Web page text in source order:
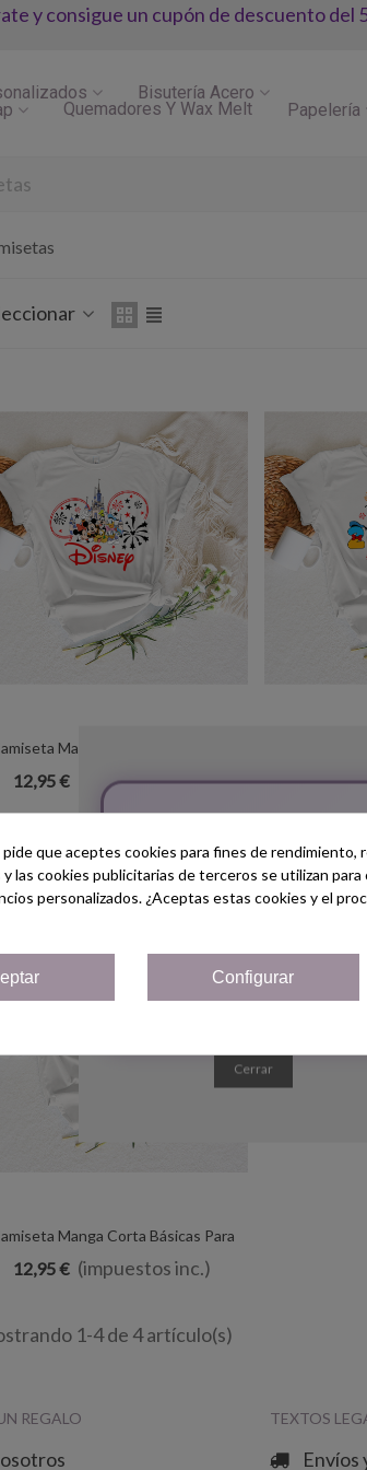
y consigue un cupón de descuento del
Bisutería Acero
Quemadores Y Wax Melt Papelería
Manga Corta Básicas Para
Toda La Familia - "Disney " - Regalo -
Disneyland París
12,95 € (impuestos inc.)
Camiseta
Toda La
12,95 €
Vista Rápida
Manga Corta Básicas Para
La Familia - "Disney 2025 Tryp" -
100% Algodón - Regalo
12,95 € (impuestos inc.)
1-4 de 4 artículo(s)
REGALO TEXTOS
Envíos
Regístrate hoy y consigue
Cupón¡5% de
Cerrar
que aceptes cookies para fines de rendimiento,
y las cookies publicitarias de terceros se utilizan
personalizados. ¿Aceptas estas cookies y el
Configurar